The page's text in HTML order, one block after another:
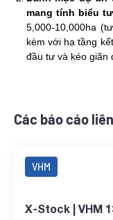
mang tính biểu
5,000-10,000ha
kèm với hạ tầng
đầu tư và kéo giãn
Các báo cáo
VHM
X-Stock | VHM